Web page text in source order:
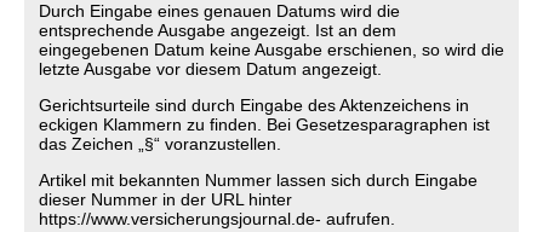
Durch Eingabe eines genauen Datums wird die
entsprechende Ausgabe angezeigt. Ist an dem
eingegebenen Datum keine Ausgabe erschienen, so wird die
letzte Ausgabe vor diesem Datum angezeigt.
Gerichtsurteile sind durch Eingabe des Aktenzeichens in
eckigen Klammern zu finden. Bei Gesetzesparagraphen ist
das Zeichen „§“ voranzustellen.
Artikel mit bekannten Nummer lassen sich durch Eingabe
dieser Nummer in der URL hinter
https://www.versicherungsjournal.de- aufrufen.